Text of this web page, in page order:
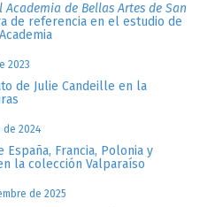
de Bellas Artes de San
de referencia en el estudio de
2023
de Julie Candeille en la
de 2024
Francia, Polonia y
la colección Valparaíso
de 2025